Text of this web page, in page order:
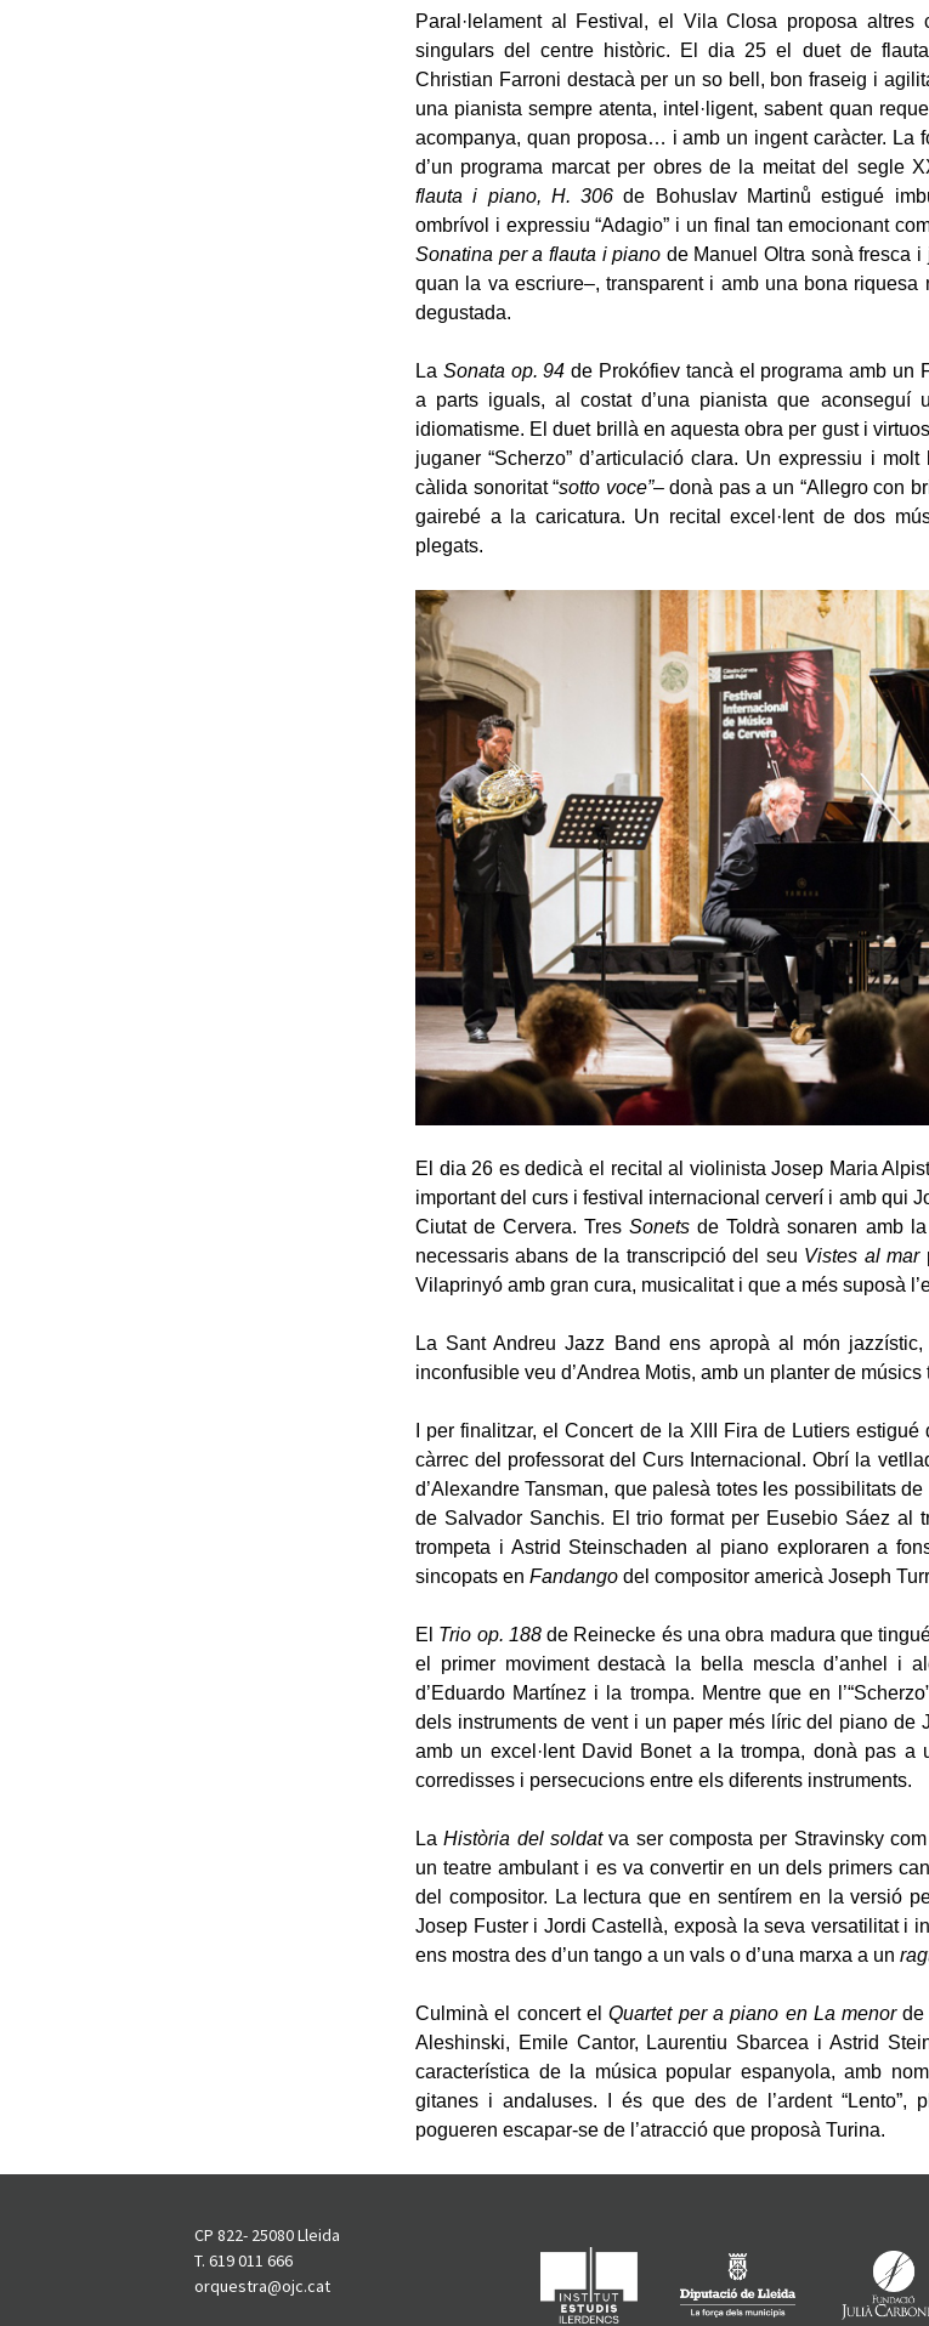
Paral·lelament al Festival, el Vila Closa proposa altres
singulars del centre històric. El dia 25 el duet de
Christian Farroni destacà per un so bell, bon fraseig i
una pianista sempre atenta, intel·ligent, sabent quan
acompanya, quan proposa… i amb un ingent caràcter. La
d’un programa marcat per obres de la meitat del segle
flauta i piano, H. 306 de Bohuslav Martinů estigué
ombrívol i expressiu “Adagio” i un final tan emocionant
Sonatina per a flauta i piano de Manuel Oltra sonà fresca
quan la va escriure–, transparent i amb una bona riquesa
degustada.
La Sonata op. 94 de Prokófiev tancà el programa amb un
a parts iguals, al costat d’una pianista que
idiomatisme. El duet brillà en aquesta obra per gust i
juganer “Scherzo” d’articulació clara. Un expressiu i molt
càlida sonoritat “sotto voce”– donà pas a un “Allegro con
gairebé a la caricatura. Un recital excel·lent de dos
plegats.
El dia 26 es dedicà el recital al violinista Josep Maria
important del curs i festival internacional cerverí i amb qui
Ciutat de Cervera. TresSonetsde Toldrà sonaren amb
necessaris abans de la transcripció del seu Vistes al mar
Vilaprinyó amb gran cura, musicalitat i que a més suposà
La Sant Andreu Jazz Band ens apropà al món
inconfusible veu d’Andrea Motis, amb un planter de
I per finalitzar, el Concert de la XIII Fira de Lutiers
càrrec del professorat del Curs Internacional. Obrí la
d’Alexandre Tansman, que palesà totes les possibilitats
de Salvador Sanchis. El trio format per Eusebio Sáez al
trompeta i Astrid Steinschaden al piano exploraren a
sincopats en Fandango del compositor americà Joseph
El Trio op. 188de Reinecke és una obra madura que
el primer moviment destacà la bella mescla d’anhel i
d’Eduardo Martínez i la trompa. Mentre que en
dels instruments de vent i un paper més líric del piano de
amb un excel·lent David Bonet a la trompa, donà pas a
corredisses i persecucions entre els diferents instruments.
LaHistòria del soldatva ser composta per Stravinsky
un teatre ambulant i es va convertir en un dels primers
del compositor. La lectura que en sentírem en la versió
Josep Fuster i Jordi Castellà, exposà la seva versatilitat i
ens mostra des d’un tango a un vals o d’una marxa a un
Culminà el concert elQuartet per a piano en La menorde
Aleshinski, Emile Cantor, Laurentiu Sbarcea i Astrid
característica de la música popular espanyola, amb
gitanes i andaluses. I és que des de l’ardent “Lento”,
pogueren escapar-se de l’atracció que proposà Turina.
CP 822- 25080 Lleida
T. 619 011 666
orquestra@ojc.cat